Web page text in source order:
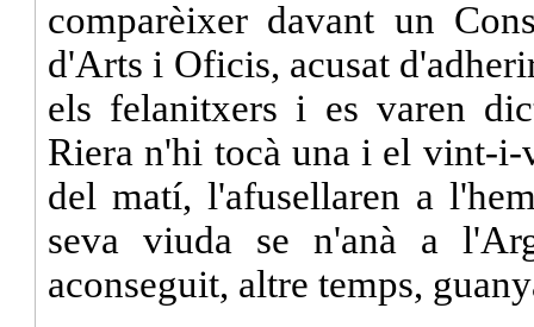
comparèixer davant un
d'Arts i Oficis, acusat
els felanitxers i es varen
Riera n'hi tocà una i el vint-
del matí, l'afusellaren a
seva viuda se n'anà a
aconseguit, altre temps,